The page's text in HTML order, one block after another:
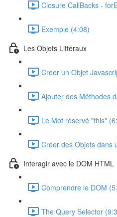
Closure CallBacks -
Exemple (4:08)
Les Objets Littéraux
Créer un Objet
Ajouter des Méthodes
Le Mot réservé "this"
Créer des Objets dans
Interagir avec le DOM HTML
Comprendre le DOM
The Query Selector